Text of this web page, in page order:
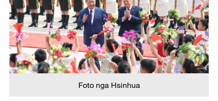
Foto nga Hsinhua